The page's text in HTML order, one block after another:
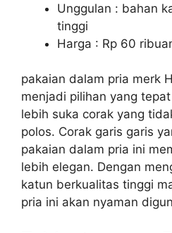
Unggulan : bahan
tinggi
Harga : Rp 60
pakaian dalam pria merk
menjadi pilihan yang
lebih suka corak yang
polos. Corak garis garis
pakaian dalam pria ini
lebih elegan. Dengan
katun berkualitas tinggi
pria ini akan nyaman